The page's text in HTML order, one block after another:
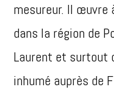
mesureur. Il œuvre
dans la région de
Laurent et surtout
inhumé auprès de